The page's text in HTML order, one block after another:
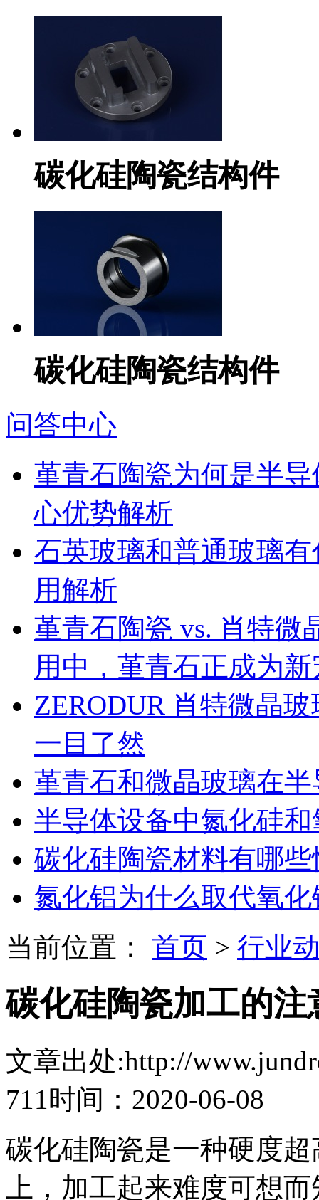
碳化硅陶瓷结构件
碳化硅陶瓷结构件
问答中心
堇青石陶瓷为何是半
心优势解析
石英玻璃和普通玻璃
用解析
堇青石陶瓷 vs. 肖特微
用中，堇青石正成为
ZERODUR 肖特微晶
一目了然
堇青石和微晶玻璃在
半导体设备中氮化硅
碳化硅陶瓷材料有哪
氮化铝为什么取代氧化
当前位置：
首页 > 行业
碳化硅陶瓷加工的注
文章出处:http://
711时间：2020-06-08
碳化硅陶瓷是一种硬度
上，加工起来难度可想